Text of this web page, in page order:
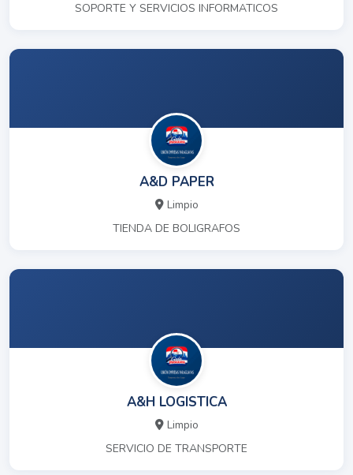
SOPORTE Y SERVICIOS INFORMATICOS
A&D PAPER
Limpio
TIENDA DE BOLIGRAFOS
A&H LOGISTICA
Limpio
SERVICIO DE TRANSPORTE